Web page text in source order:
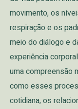
movimento, os
respiração e os
meio do diálogo e
experiência
uma compreensão
como esses
cotidiana, os